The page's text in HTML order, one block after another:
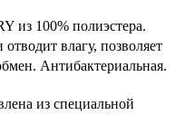
из 100% полиэстера.
влагу, позволяет
Антибактериальная.
из специальной